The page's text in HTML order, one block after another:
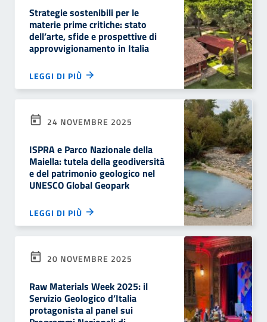
Strategie sostenibili per le
materie prime critiche: stato
dell’arte, sfide e prospettive di
approvvigionamento in Italia
LEGGI DI PIÙ
24 NOVEMBRE 2025
ISPRA e Parco Nazionale della
Maiella: tutela della geodiversità
e del patrimonio geologico nel
UNESCO Global Geopark
LEGGI DI PIÙ
20 NOVEMBRE 2025
Raw Materials Week 2025: il
Servizio Geologico d’Italia
protagonista al panel sui